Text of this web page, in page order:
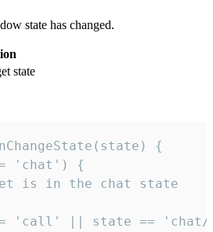
state has changed.
state
{
'chat') {
is in the chat state
'call' || state ==